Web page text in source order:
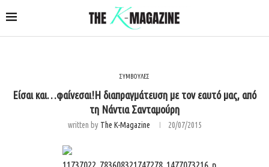
ΣΥΜΒΟΥΛΕΣ
Είσαι και…φαίνεσαι!Η διαπραγμάτευση με τον εαυτό μας, από
τη Νάντια Σανταμούρη
written by The K-Magazine 20/07/2015